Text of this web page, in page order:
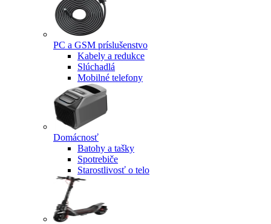
PC a GSM príslušenstvo
Kabely a redukce
Slúchadlá
Mobilné telefony
Domácnosť
Batohy a tašky
Spotrebiče
Starostlivosť o telo